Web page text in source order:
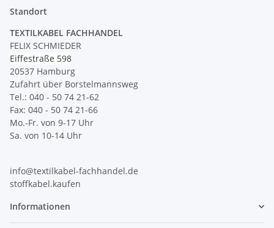
Standort
TEXTILKABEL FACHHANDEL
FELIX SCHMIEDER
Eiffestraße 598
20537 Hamburg
Zufahrt über Borstelmannsweg
Tel.: 040 - 50 74 21-62
Fax: 040 - 50 74 21-66
Mo.-Fr. von 9-17 Uhr
Sa. von 10-14 Uhr
info@textilkabel-fachhandel.de
stoffkabel.kaufen
Informationen